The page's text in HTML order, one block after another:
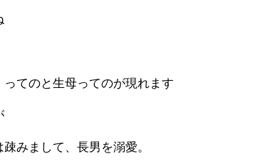
てのと生母ってのが現れます
みまして、長男を溺愛。